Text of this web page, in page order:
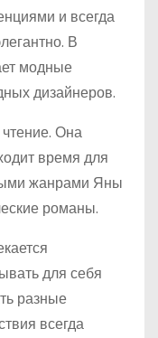
и всегда
В
модные
дизайнеров.
Она
время для
жанрами Яны
романы.
для себя
разные
всегда